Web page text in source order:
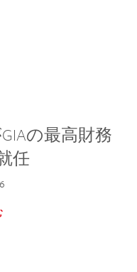
の最高財務
任